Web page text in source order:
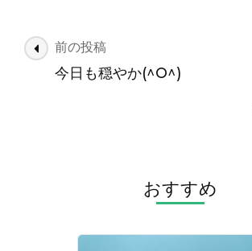
投
稿
前の投稿
今日も穏やか(^O^)
おすすめ